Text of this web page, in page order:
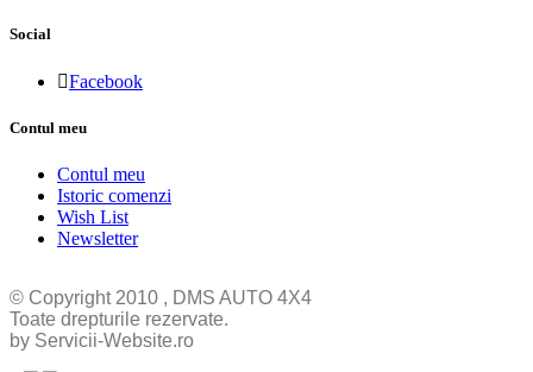
Social
Facebook
Contul meu
Contul meu
Istoric comenzi
Wish List
Newsletter
© Copyright 2010 , DMS AUTO 4X4
Toate drepturile rezervate.
by Servicii-Website.ro